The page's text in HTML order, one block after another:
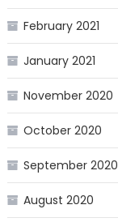
February 2021
January 2021
November 2020
October 2020
September 2020
August 2020